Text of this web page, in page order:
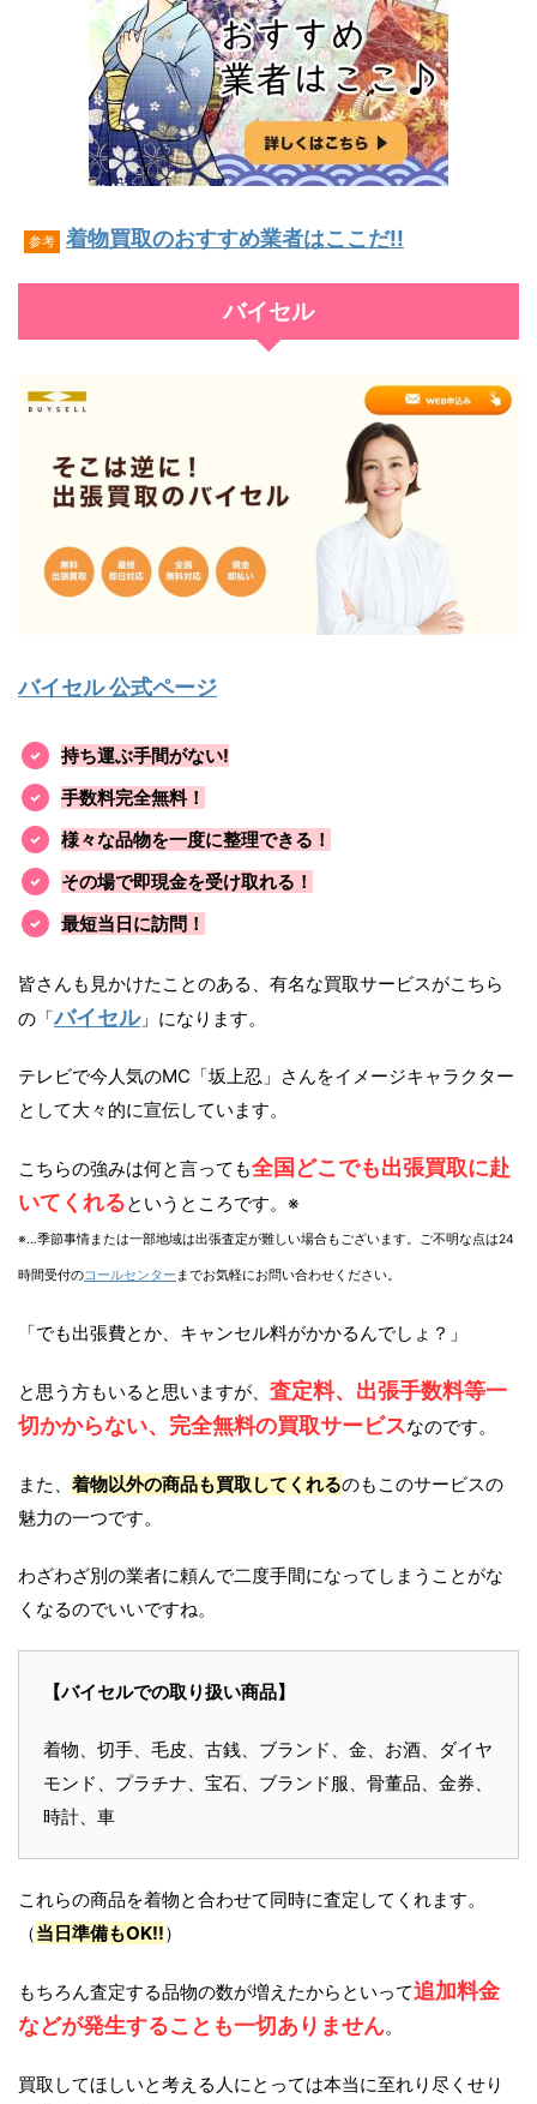
参考 着物買取のおすすめ業者はここだ!!
バイセル
バイセル 公式ページ
持ち運ぶ手間がない!
手数料完全無料！
様々な品物を一度に整理できる！
その場で即現金を受け取れる！
最短当日に訪問！
皆さんも見かけたことのある、有名な買取サービスがこちら
の「バイセル」になります。
テレビで今人気のMC「坂上忍」さんをイメージキャラクター
として大々的に宣伝しています。
こちらの強みは何と言っても全国どこでも出張買取に赴
いてくれるというところです。※
※…季節事情または一部地域は出張査定が難しい場合もございます。ご不明な点は24
時間受付のコールセンター までお気軽にお問い合わせください。
「でも出張費とか、キャンセル料がかかるんでしょ？」
と思う方もいると思いますが、 査定料、出張手数料等一
切かからない、完全無料の買取サービスなのです。
また、 着物以外の商品も買取してくれるのもこのサービスの
魅力の一つです。
わざわざ別の業者に頼んで二度手間になってしまうことがな
くなるのでいいですね。
【バイセルでの取り扱い商品】
着物、切手、毛皮、古銭、ブランド、金、お酒、ダイヤ
モンド、プラチナ、宝石、ブランド服、骨董品、金券、
時計、車
これらの商品を着物と合わせて同時に査定してくれます。
（当日準備もOK!!）
もちろん査定する品物の数が増えたからといって追加料金
などが発生することも一切ありません。
買取してほしいと考える人にとっては本当に至れり尽くせり